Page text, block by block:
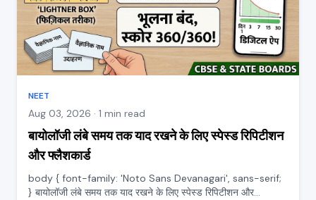
NEET
Aug 03, 2026 · 1 min read
बायोलॉजी लंबे समय तक याद रखने के लिए स्पेस्ड रिपिटीशन
और फ्लैशकार्ड
body { font-family: 'Noto Sans Devanagari', sans-serif;
} बायोलॉजी लंबे समय तक याद रखने के लिए स्पेस्ड रिपिटीशन और